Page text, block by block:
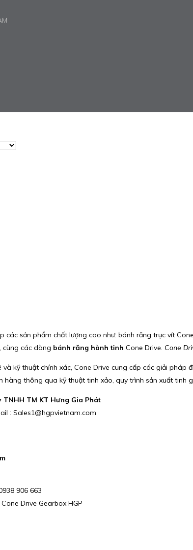
các sản phẩm chất lượng cao như: bánh răng trục vít
cùng các dòng bánh răng hành tinh Cone Drive. Cone
kỹ thuật chính xác, Cone Drive cung cấp các giải
hàng thông qua kỹ thuật tinh xảo, quy trình sản xuất tinh
TM KT Hưng Gia Phát
: Sales1@hgpvietnam.com
906 663
Drive Gearbox HGP